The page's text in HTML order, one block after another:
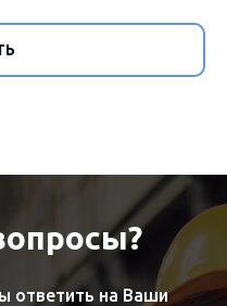
ответить на Ваши